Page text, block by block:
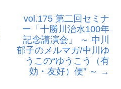
vol.175 第二回セミナ
ー「十勝川治水100年
記念講演会」 ～ 中川
郁子のメルマガ/中川ゆ
うこの“ゆうこう（有
効・友好）便” ～ →